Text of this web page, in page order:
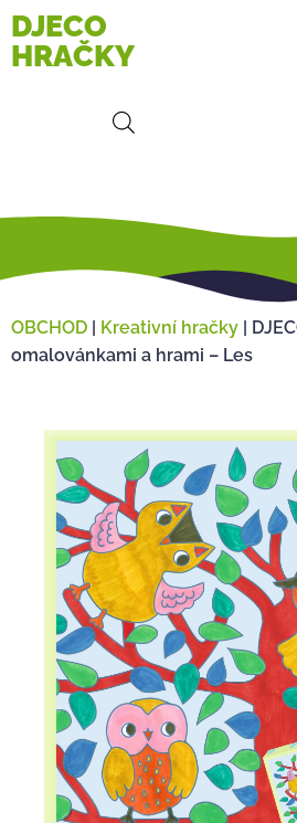
DJECO
HRAČKY
OBCHOD | Kreativní hračky |
omalovánkami a hrami – Les